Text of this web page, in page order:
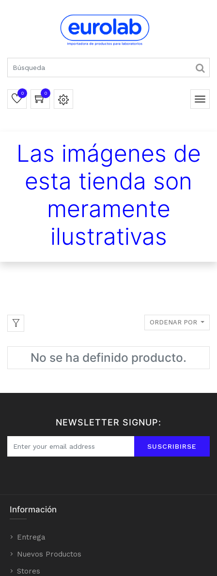
0 0
Las imágenes de
esta tienda son
meramente
ilustrativas
ORDENAR POR
No se ha definido producto.
NEWSLETTER SIGNUP:
SUSCRIBIRSE
Información
Entrega
Nuevos Productos
Stores